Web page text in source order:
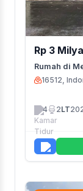
Rp 3
Rumah di
16512,
4 2LT